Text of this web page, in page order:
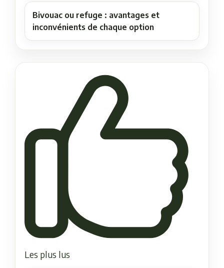
Bivouac ou refuge : avantages et
inconvénients de chaque option
Les plus lus